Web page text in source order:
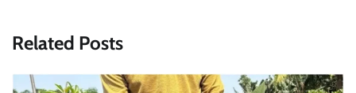
Related Posts